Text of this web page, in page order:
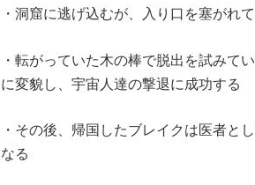
・洞窟に逃げ込むが、入り口を塞がれ
・転がっていた木の棒で脱出を試みて
に変貌し、宇宙人達の撃退に成功する
・その後、帰国したブレイクは医者と
なる